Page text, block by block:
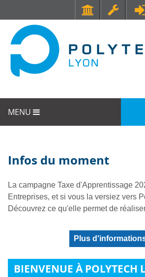
MENU
Infos du moment
La campagne Taxe d'Apprentissage
Entreprises, et si vous la versiez vers
Découvrez ce qu'elle permet de
Plus
BIENVENUE À POLYTECH